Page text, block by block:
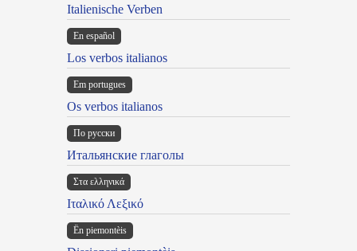
Italienische Verben
En español
Los verbos italianos
Em portugues
Os verbos italianos
По русски
Итальянские глаголы
Στα ελληνικά
Ιταλικό Λεξικό
Ën piemontèis